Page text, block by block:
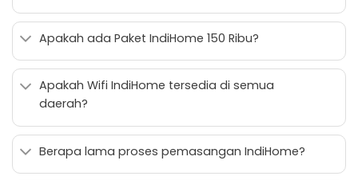
Apakah ada Paket IndiHome 150 Ribu?
Apakah Wifi IndiHome tersedia di semua
daerah?
Berapa lama proses pemasangan IndiHome?